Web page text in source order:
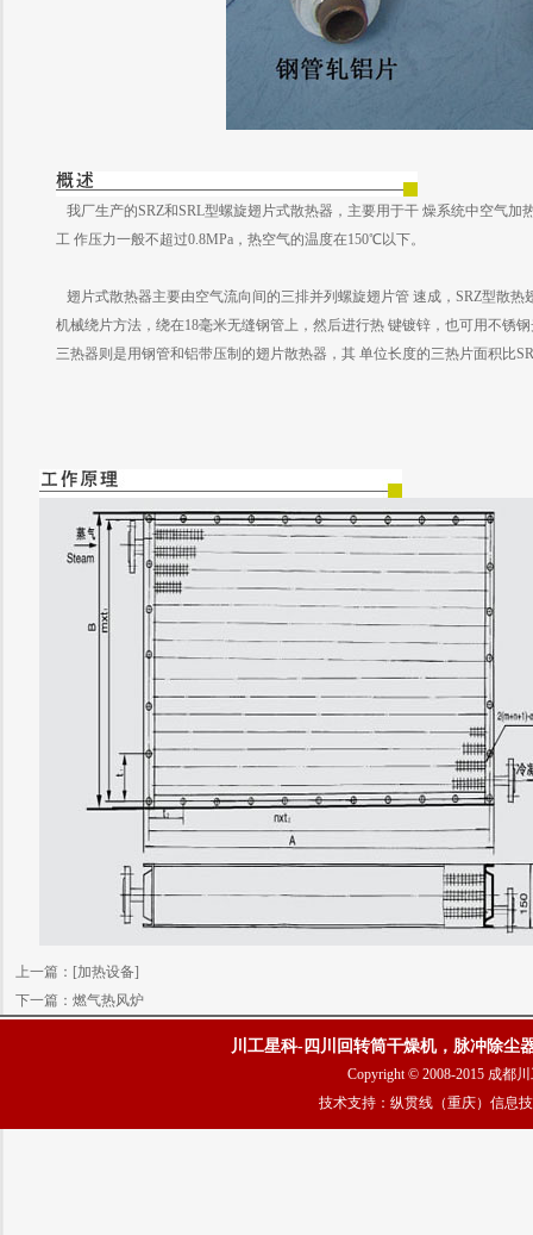
我厂生产的SRZ和SRL型螺旋翅片式散热器，主要用于干 燥系统中空气
工 作压力一般不超过0.8MPa，热空气的温度在150℃以下。
翅片式散热器主要由空气流向间的三排并列螺旋翅片管 速成，SRZ型散热
机械绕片方法，绕在18毫米无缝钢管上，然后进行热 键镀锌，也可用不锈
三热器则是用钢管和铝带压制的翅片散热器，其 单位长度的三热片面积比
上一篇： [加热设备]
下一篇： 燃气热风炉
川工星科-四川回转筒干燥机，脉冲除尘
Copyright © 2008-2015 成都
技术支持：纵贯线（重庆）信息